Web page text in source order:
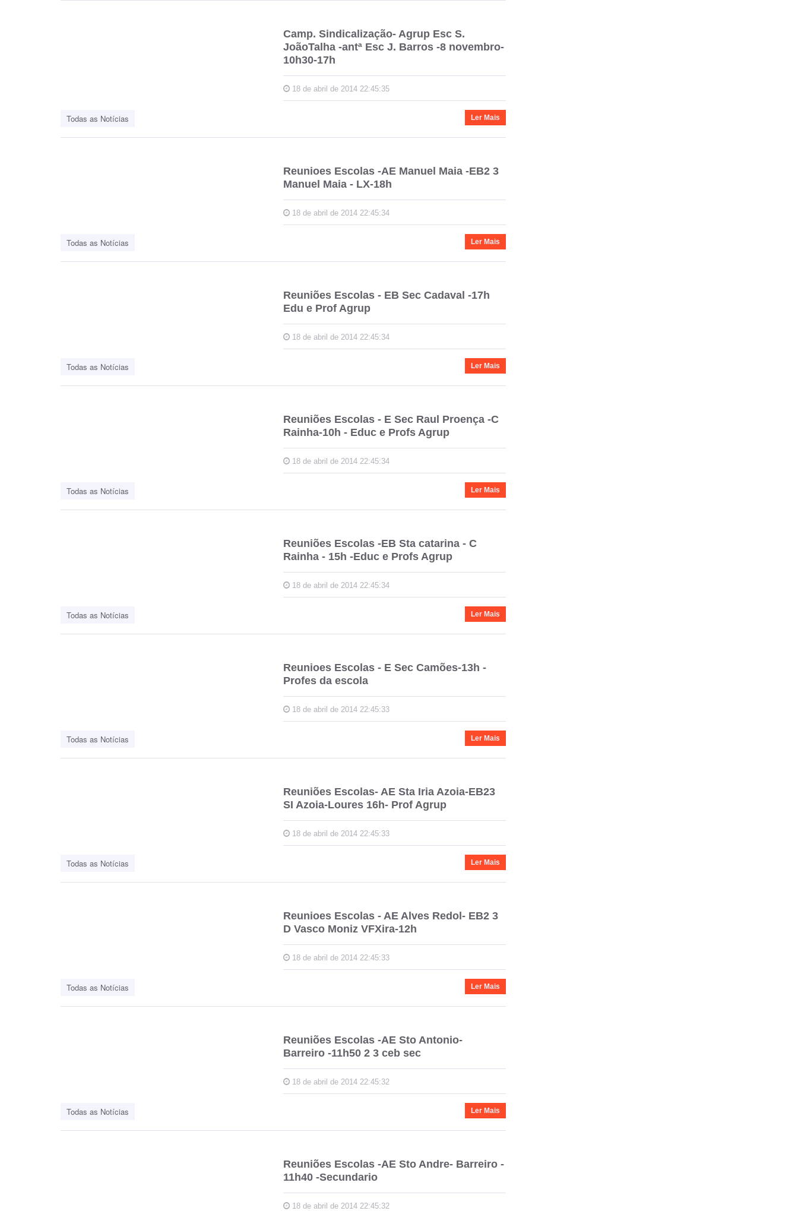
Camp. Sindicalização- Agrup Esc S.
JoãoTalha -antª Esc J. Barros -8 novembro-
10h30-17h
18 de abril de 2014 22:45:35
Todas as Notícias Ler Mais
Reunioes Escolas -AE Manuel Maia -EB2 3
Manuel Maia - LX-18h
18 de abril de 2014 22:45:34
Todas as Notícias Ler Mais
Reuniões Escolas - EB Sec Cadaval -17h
Edu e Prof Agrup
18 de abril de 2014 22:45:34
Todas as Notícias Ler Mais
Reuniões Escolas - E Sec Raul Proença -C
Rainha-10h - Educ e Profs Agrup
18 de abril de 2014 22:45:34
Todas as Notícias Ler Mais
Reuniões Escolas -EB Sta catarina - C
Rainha - 15h -Educ e Profs Agrup
18 de abril de 2014 22:45:34
Todas as Notícias Ler Mais
Reunioes Escolas - E Sec Camões-13h -
Profes da escola
18 de abril de 2014 22:45:33
Todas as Notícias Ler Mais
Reuniões Escolas- AE Sta Iria Azoia-EB23
SI Azoia-Loures 16h- Prof Agrup
18 de abril de 2014 22:45:33
Todas as Notícias Ler Mais
Reunioes Escolas - AE Alves Redol- EB2 3
D Vasco Moniz VFXira-12h
18 de abril de 2014 22:45:33
Todas as Notícias Ler Mais
Reuniões Escolas -AE Sto Antonio-
Barreiro -11h50 2 3 ceb sec
18 de abril de 2014 22:45:32
Todas as Notícias Ler Mais
Reuniões Escolas -AE Sto Andre- Barreiro -
11h40 -Secundario
18 de abril de 2014 22:45:32